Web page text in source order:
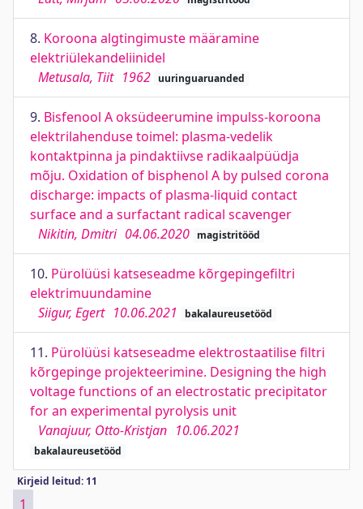
8. Koroona algtingimuste määramine
elektriülekandeliinidel
Metusala, Tiit 1962 uuringuaruanded
9. Bisfenool A oksüdeerumine impulss-koroona
elektrilahenduse toimel: plasma-vedelik
kontaktpinna ja pindaktiivse radikaalpüüdja
mõju. Oxidation of bisphenol A by pulsed corona
discharge: impacts of plasma-liquid contact
surface and a surfactant radical scavenger
Nikitin, Dmitri 04.06.2020 magistritööd
10. Pürolüüsi katseseadme kõrgepingefiltri
elektrimuundamine
Siigur, Egert 10.06.2021 bakalaureusetööd
11. Pürolüüsi katseseadme elektrostaatilise filtri
kõrgepinge projekteerimine. Designing the high
voltage functions of an electrostatic precipitator
for an experimental pyrolysis unit
Vanajuur, Otto-Kristjan 10.06.2021
bakalaureusetööd
Kirjeid leitud: 11
1